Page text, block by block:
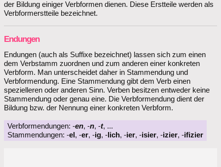
der Bildung einiger Verbformen dienen. Diese Erstteile werden als
Verbformerstteile bezeichnet.
Endungen
Endungen (auch als Suffixe bezeichnet) lassen sich zum einen
dem Verbstamm zuordnen und zum anderen einer konkreten
Verbform. Man unterscheidet daher in Stammendung und
Verbformendung. Eine Stammendung gibt dem Verb einen
spezielleren oder anderen Sinn. Verben besitzen entweder keine
Stammendung oder genau eine. Die Verbformendung dient der
Bildung bzw. der Nennung einer konkreten Verbform.
Verbformendungen: -en, -n, -t, ...
Stammendungen: -el , -er, -ig, - lich, -ier, -isier, -izier, -ifizier